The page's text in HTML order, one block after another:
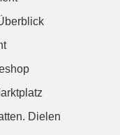
Dielen